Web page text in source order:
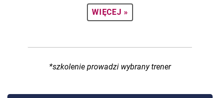
WIĘCEJ »
*szkolenie prowadzi wybrany trener